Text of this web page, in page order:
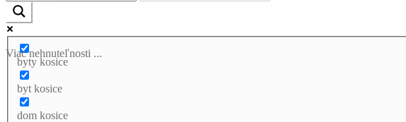
Viac nehnuteľnosti ...
byty kosice
byt kosice
dom kosice